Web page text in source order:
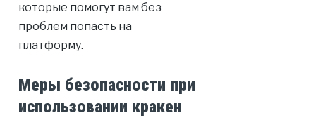
которые помогут вам без
проблем попасть на
платформу.
Меры безопасности при
использовании кракен